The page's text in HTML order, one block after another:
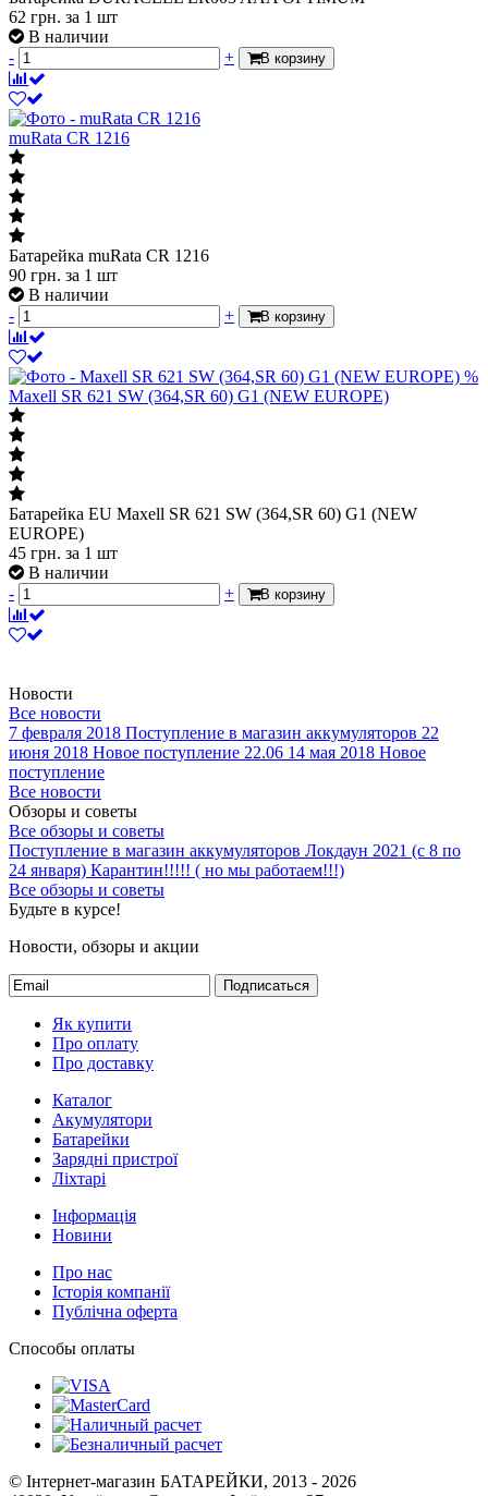
62 грн. за 1 шт
В наличии
-
+ В корзину
muRata CR 1216
Батарейка muRata CR 1216
90 грн. за 1 шт
В наличии
-
+ В корзину
%
Maxell SR 621 SW (364,SR 60) G1 (NEW EUROPE)
Батарейка EU Maxell SR 621 SW (364,SR 60) G1 (NEW
EUROPE)
45 грн. за 1 шт
В наличии
-
+ В корзину
Новости
Все новости
7 февраля 2018 Поступление в магазин аккумуляторов 22
июня 2018 Новое поступление 22.06 14 мая 2018 Новое
поступление
Все новости
Обзоры и советы
Все обзоры и советы
Поступление в магазин аккумуляторов Локдаун 2021 (с 8 по
24 января) Карантин!!!!! ( но мы работаем!!!)
Все обзоры и советы
Будьте в курсе!
Новости, обзоры и акции
Подписаться
Як купити
Про оплату
Про доставку
Каталог
Акумулятори
Батарейки
Зарядні пристрої
Ліхтарі
Інформація
Новини
Про нас
Історія компанії
Публічна оферта
Способы оплаты
© Інтернет-магазин БАТАРЕЙКИ, 2013 - 2026